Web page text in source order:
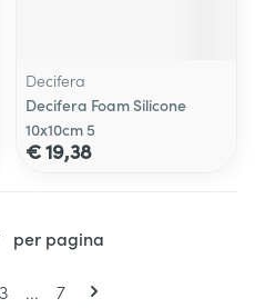
Decifera
Decifera Foam Silicone
10x10cm 5
€ 19,38
Pagina's pagina
Pagina
3 ... Pagina
7
per pagina